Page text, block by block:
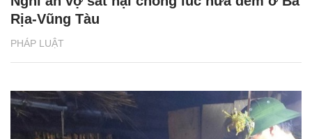
PHÁP LUẬT
Rịa-Vũng Tàu